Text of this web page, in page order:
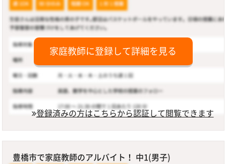
家庭教師に登録して詳細を見る
登録済みの方はこちらから認証して閲覧できます
豊橋市で家庭教師のアルバイト！ 中1(男子)